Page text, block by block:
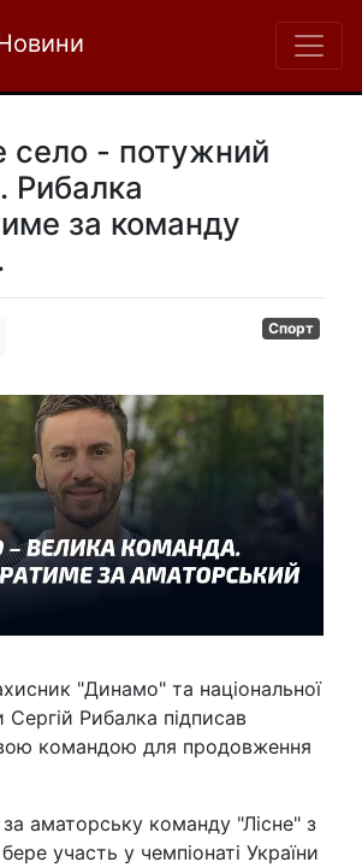
село - потужний
Рибалка
за команду
Спорт
"Динамо" та національної
Сергій Рибалка підписав
командою для продовження
за аматорську команду "Лісне" з
участь у чемпіонаті України